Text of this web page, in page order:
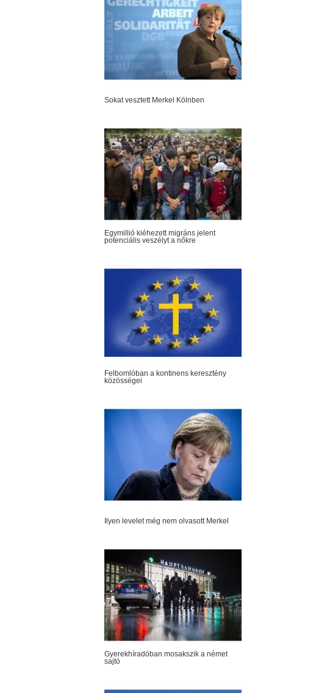
Sokat vesztett Merkel Kölnben
Egymillió kiéhezett migráns jelent
potenciális veszélyt a nőkre
Felbomlóban a kontinens keresztény
közösségei
Ilyen levelet még nem olvasott Merkel
Gyerekhíradóban mosakszik a német
sajtó